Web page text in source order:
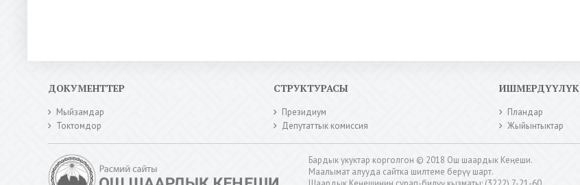
ДОКУМЕНТТЕР
Мыйзамдар
Токтомдор
СТРУКТУРАСЫ
Президиум
Депутаттык комиссия
ИШМЕРДҮҮЛҮК
Пландар
Жыйынтыктар
Бардык укуктар корголгон © 2018 Ош шаардык Кеңеши.
Маалымат алууда сайтка шилтеме берүү шарт.